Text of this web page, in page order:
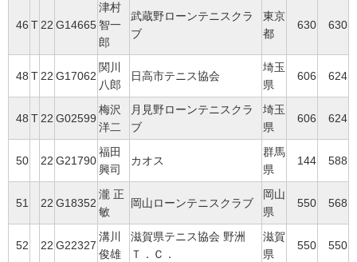
46 T 22 G14665
津村
智一
郎
武蔵野ローンテニスクラ
ブ
東京
都
630 630
48 T 22 G17062
関川
八郎
日高市テニス協会
埼玉
県
606 624
48 T 22 G02599
梅沢
洋二
月見野ローンテニスクラ
ブ
埼玉
県
606 624
50 22 G21790
福田
興司
カオス
群馬
県
144 588
51 22 G18352
瀧 正
敏
岡山ローンテニスクラブ
岡山
県
550 568
52 22 G22327
溝川
俊雄
滋賀県テニス協会 野洲
Ｔ．Ｃ．
滋賀
県
550 550